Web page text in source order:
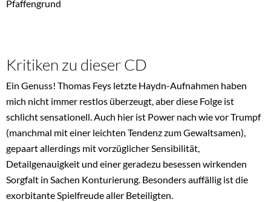
Pfaffengrund
Kritiken zu dieser CD
Ein Genuss! Thomas Feys letzte Haydn-Aufnahmen haben
mich nicht immer restlos überzeugt, aber diese Folge ist
schlicht sensationell. Auch hier ist Power nach wie vor Trumpf
(manchmal mit einer leichten Tendenz zum Gewaltsamen),
gepaart allerdings mit vorzüglicher Sensibilität,
Detailgenauigkeit und einer geradezu besessen wirkenden
Sorgfalt in Sachen Konturierung. Besonders auffällig ist die
exorbitante Spielfreude aller Beteiligten.